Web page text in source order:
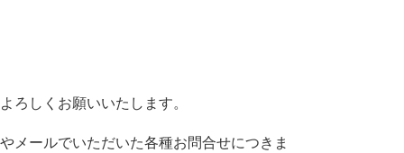
ろしくお願いいたします。
メールでいただいた各種お問合せにつきま